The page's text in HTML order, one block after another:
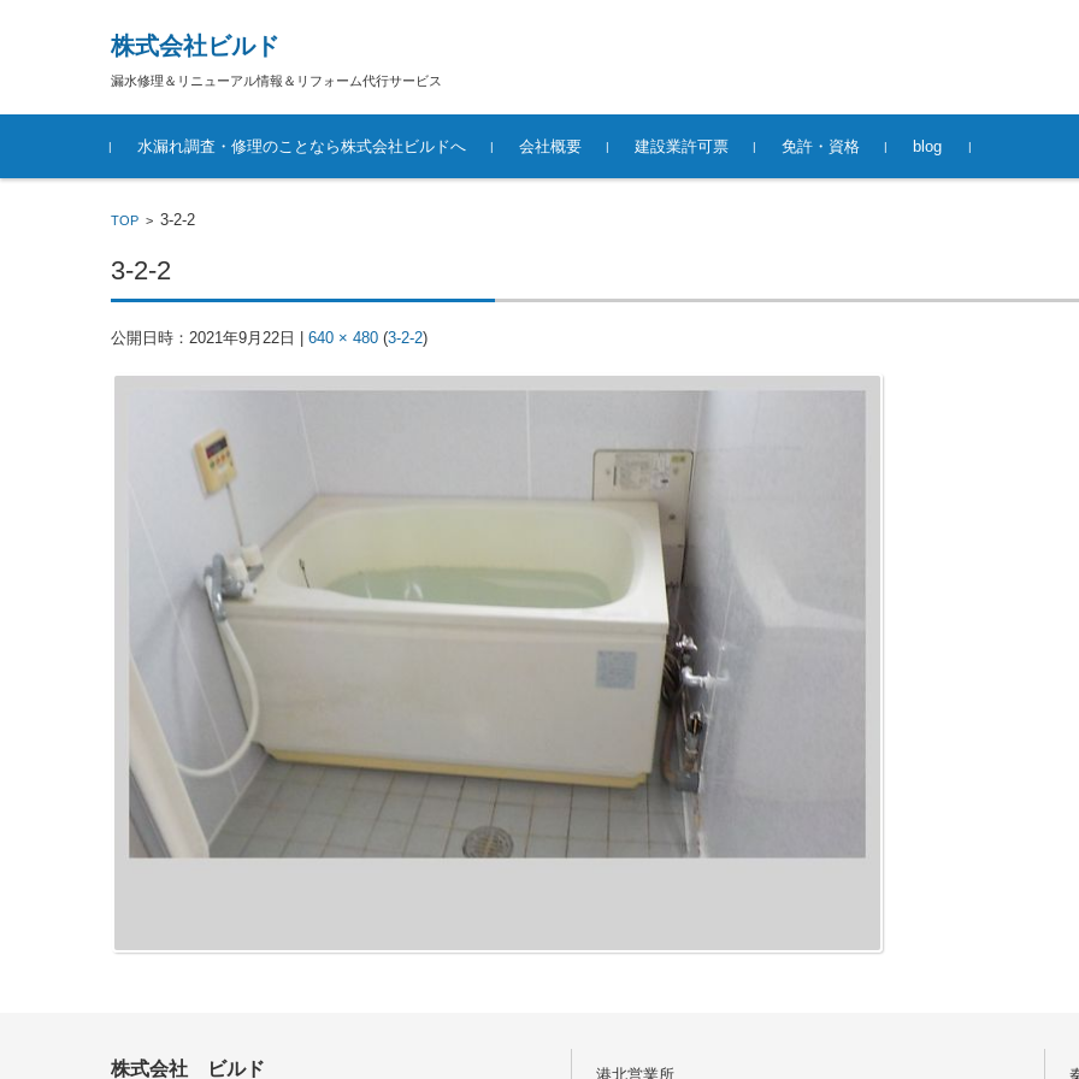
株式会社ビルド
漏水修理＆リニューアル情報＆リフォーム代行サービス
コンテンツに移動
水漏れ調査・修理のことなら株式会社ビルドへ
会社概要 建設業許可票 免許・資格 blog
TOP > 3-2-2
3-2-2
公開日時： 2021年9月22日 640 × 480 (3-2-2)
株式会社 ビルド 港北営業所